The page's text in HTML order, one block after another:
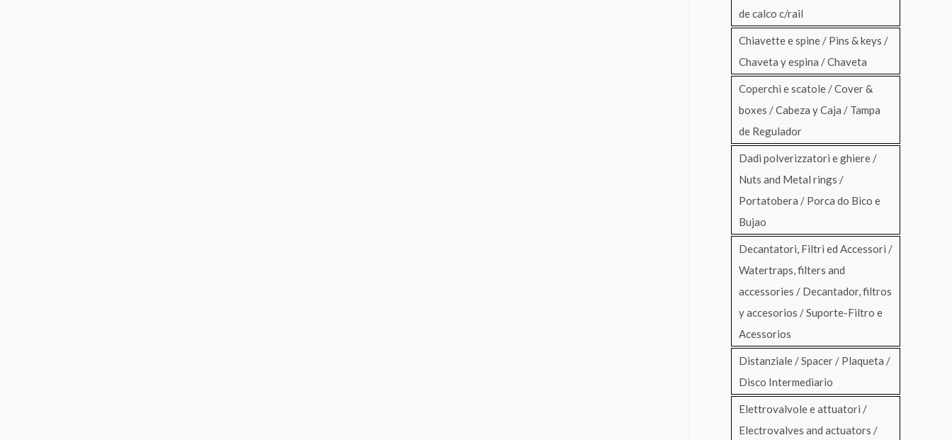
de calco c/rail
Chiavette e spine / Pins & keys /
Chaveta y espina / Chaveta
Coperchi e scatole / Cover &
boxes / Cabeza y Caja / Tampa
de Regulador
Dadi polverizzatori e ghiere /
Nuts and Metal rings /
Portatobera / Porca do Bico e
Bujao
Decantatori, Filtri ed Accessori /
Watertraps, filters and
accessories / Decantador, filtros
y accesorios / Suporte-Filtro e
Acessorios
Distanziale / Spacer / Plaqueta /
Disco Intermediario
Elettrovalvole e attuatori /
Electrovalves and actuators /